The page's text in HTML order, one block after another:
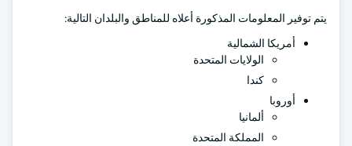
يتم توفير المعلومات المذكورة أعلاه للمناطق والبلدان التالية:
أمريكا الشمالية
الولايات المتحدة
كندا
أوروبا
ألمانيا
المملكة المتحدة